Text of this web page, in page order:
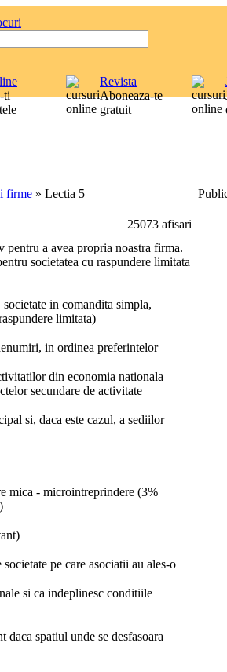
ti
Revista
Aboneaza-te
gratuit
firme » Lectia 5
25073 afisari
pentru a avea propria noastra firma.
societatea cu raspundere limitata
in comandita simpla,
limitata)
in ordinea preferintelor
din economia nationala
secundare de activitate
si, daca este cazul, a sediilor
mica - microintreprindere (3%
pe care asociatii au ales-o
si ca indeplinesc conditiile
spatiul unde se desfasoara